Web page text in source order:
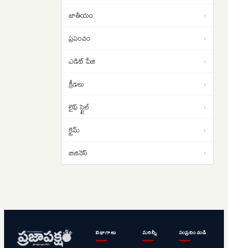
జాతీయం ›
ప్రపంచం ›
ఎడిట్ పేజి ›
క్రీడలు ›
లైఫ్ స్టైల్ ›
క్రైమ్ ›
బిజినెస్ ›
విభాగాలు మరిన్నీ సంప్రదించండి